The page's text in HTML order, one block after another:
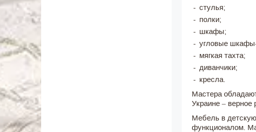
стулья;
полки;
шкафы;
угловые
мягкая тахта;
диванчики;
кресла.
Мастера
Украине – верное
Мебель в
функционалом.